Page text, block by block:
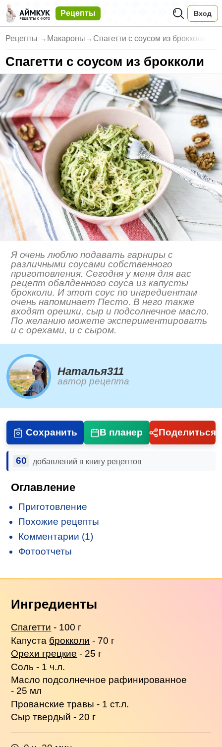
Рецепты Вход
Рецепты → Макароны → Спагетти с соусом из брокколи
Спагетти с соусом из брокколи
Я очень люблю подавать гарниры с
различными соусами собственного
приготовления. Сегодня у меня для вас
рецепт обалденного соуса из капусты
брокколи. И этот соус по ингредиентам
очень напоминает Песто. В него также
входят орешки, сыр и подсолнечное масло.
По желанию можете экспериментировать
и с орехами, и с сыром.
Наталья311
автор рецепта
Сохранить В планер Поделиться
60 добавлений в книгу рецептов
Оглавление
Приготовление
Похожие рецепты
Комментарии (1)
Фотоотчеты
Ингредиенты
Спагетти - 100 г
Капуста брокколи - 70 г
Орехи грецкие - 25 г
Соль - 1 ч.л.
Масло подсолнечное рафинированное
- 25 мл
Прованские травы - 1 ст.л.
Сыр твердый - 20 г